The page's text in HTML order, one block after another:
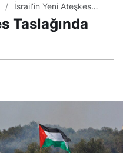
İsrail’in Yeni Ateşkes
Taslağında Neler Var?
Taslağında